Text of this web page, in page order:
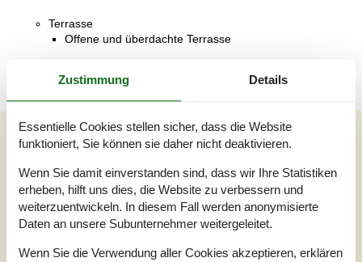
Terrasse
Offene und überdachte Terrasse
Unsere Gästebewertungen
1,0 Bezogen auf1Bewertung
Bewertung ist vom 12.07.2026
Zustimmung Details
Essentielle Cookies stellen sicher, dass die Website
funktioniert, Sie können sie daher nicht deaktivieren.
Wenn Sie damit einverstanden sind, dass wir Ihre Statistiken
erheben, hilft uns dies, die Website zu verbessern und
weiterzuentwickeln. In diesem Fall werden anonymisierte
Daten an unsere Subunternehmer weitergeleitet.
Wenn Sie die Verwendung aller Cookies akzeptieren, erklären